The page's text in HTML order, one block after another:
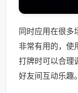
同时应用在很多
非常有用的，使
打牌时可以合理
好友间互动乐趣。